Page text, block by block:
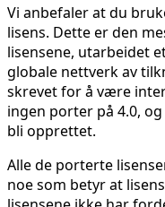
Vi anbefaler at du
lisens. Dette er den
lisensene, utarbeidet
globale nettverk av
skrevet for å være
ingen porter på 4.0,
bli opprettet.
Alle de porterte
noe som betyr at